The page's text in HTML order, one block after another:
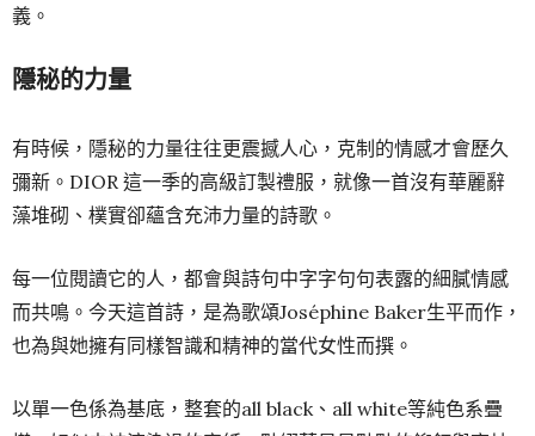
義。
隱秘的力量
有時候，隱秘的力量往往更震撼人心，克制的情感才會歷久
彌新。DIOR 這一季的高級訂製禮服，就像一首沒有華麗辭
藻堆砌、樸實卻蘊含充沛力量的詩歌。
每一位閱讀它的人，都會與詩句中字字句句表露的細膩情感
而共鳴。今天這首詩，是為歌頌Joséphine Baker生平而作，
也為與她擁有同樣智識和精神的當代女性而撰。
以單一色係為基底，整套的all black、all white等純色系疊